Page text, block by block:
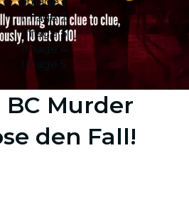
Image 2
Image 3
Image 4
Image 5
BC Murder
den Fall!